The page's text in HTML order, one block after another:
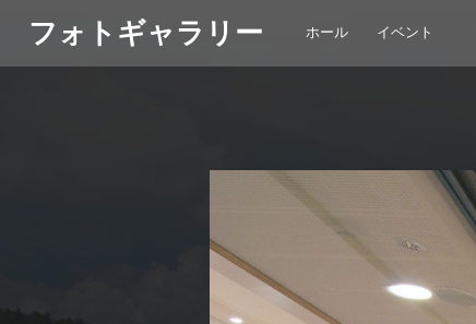
フォトギャラリー ホール イベント